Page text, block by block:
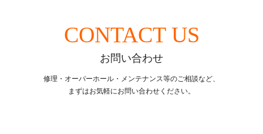
CONTACT US
お問い合わせ
修理・オーバーホール・メンテナンス等のご相談など、
まずはお気軽にお問い合わせください。